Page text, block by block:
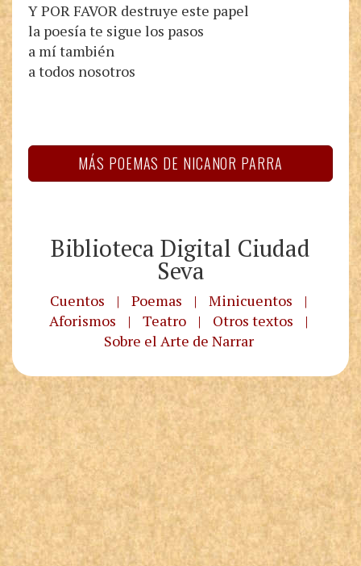
Y POR FAVOR destruye este papel
la poesía te sigue los pasos
a mí también
a todos nosotros
MÁS POEMAS DE NICANOR PARRA
Biblioteca Digital Ciudad
Seva
Cuentos | Poemas | Minicuentos
|
Aforismos
| Teatro | Otros textos
|
Sobre el Arte de Narrar